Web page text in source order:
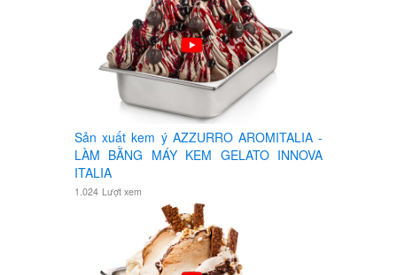
Sản xuất kem ý AZZURRO AROMITALIA -
LÀM BẰNG MÁY KEM GELATO INNOVA
ITALIA
1.024 Lượt xem